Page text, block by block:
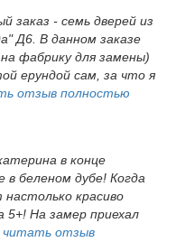
заказ - семь дверей из
Д6. В данном заказе
фабрику для замены)
ерундой сам, за что я
отзыв полностью
в конце
в беленом дубе! Когда
красиво
На замер приехал
читать отзыв